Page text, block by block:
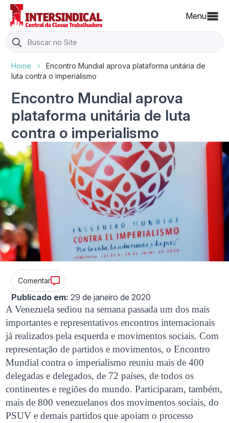
Menu
Search
for:
Home ›
Encontro Mundial aprova plataforma unitária de
luta contra o imperialismo
Encontro Mundial aprova
plataforma unitária de luta
contra o imperialismo
Comentar
Publicado em: 29 de janeiro de 2020
A Venezuela sediou na semana passada um dos mais
importantes e representativos encontros internacionais
já realizados pela esquerda e movimentos sociais. Com
representação de partidos e movimentos, o Encontro
Mundial contra o imperialismo reuniu mais de 400
delegadas e delegados, de 72 países, de todos os
continentes e regiões do mundo. Participaram, também,
mais de 800 venezuelanos dos movimentos sociais, do
PSUV e demais partidos que apoiam o processo